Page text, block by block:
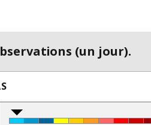
(un jour).